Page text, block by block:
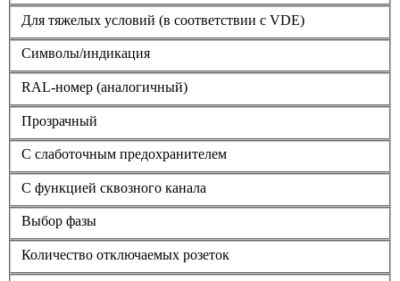
Для тяжелых условий (в соответствии с VDE)
Символы/индикация
RAL-номер (аналогичный)
Прозрачный
С слаботочным предохранителем
С функцией сквозного канала
Выбор фазы
Количество отключаемых розеток